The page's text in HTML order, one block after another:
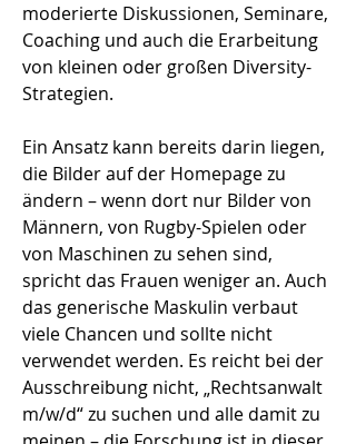
moderierte Diskussionen, Seminare,
Coaching und auch die Erarbeitung
von kleinen oder großen Diversity-
Strategien.
Ein Ansatz kann bereits darin liegen,
die Bilder auf der Homepage zu
ändern – wenn dort nur Bilder von
Männern, von Rugby-Spielen oder
von Maschinen zu sehen sind,
spricht das Frauen weniger an. Auch
das generische Maskulin verbaut
viele Chancen und sollte nicht
verwendet werden. Es reicht bei der
Ausschreibung nicht, „Rechtsanwalt
m/w/d“ zu suchen und alle damit zu